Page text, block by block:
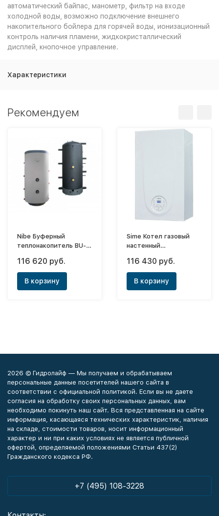
автоматический байпас, манометр, фильтр на входе
холодной воды, возможно подключение внешнего
накопительного бойлера для горячей воды, ионизационный
контроль наличия пламени, жидкокристаллический
дисплей, кнопочное управление.
Характеристики
Рекомендуем
Nibe Буферный
теплонакопитель BU-
116 620 руб.
В корзину
Sime Котел газовый
настенный
Slim 40 BF
116 430 руб.
В корзину
2026 © Гидролайф — Мы получаем и обрабатываем
персональные данные посетителей нашего сайта в
соответствии с официальной политикой. Если вы не даете
согласия на обработку своих персональных данных, вам
необходимо покинуть наш сайт. Вся представленная на сайте
информация, касающаяся технических характеристик, наличия
на складе, стоимости товаров, носит информационный
характер и ни при каких условиях не является публичной
офертой, определяемой положениями Статьи 437(2)
Гражданского кодекса РФ.
+7 (495) 108-3228